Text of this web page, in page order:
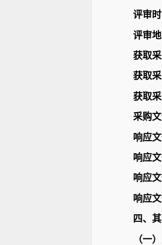
评审
评审
获取
获取
获取
采购文
响应
响应
响应
响应
四、
（一